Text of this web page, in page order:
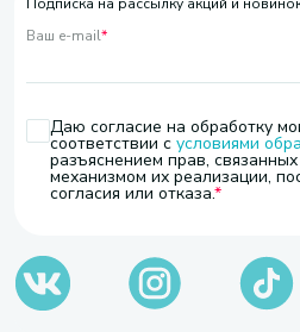
Ваш e-mail*
Даю согласие на обработку
соответствии с условиями
разъяснением прав,
механизмом их реализации,
согласия или отказа.